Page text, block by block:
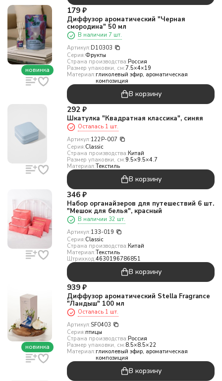
новинка
179 ₽
Диффузор ароматический "Черная
смородина" 50 мл
В наличии 7 шт.
Артикул:D10303
Серия:Фрукты
Страна производства:Россия
Размер упаковки, см:7.5×4×19
Материал:гликолевый эфир, ароматическая
композиция
В корзину
292 ₽
Шкатулка "Квадратная классика", синяя
Осталась 1 шт.
Артикул:122P-007
Серия:Classic
Страна производства:Китай
Размер упаковки, см:9.5×9.5×4.7
Материал:Текстиль
В корзину
346 ₽
Набор органайзеров для путешествий 6 шт.
"Мешок для белья", красный
В наличии 32 шт.
Артикул:133-019
Серия:Classic
Страна производства:Китай
Материал:Текстиль
Штрихкод:4630196786851
В корзину
новинка
939 ₽
Диффузор ароматический Stella Fragrance
"Ландыш" 100 мл
Осталась 1 шт.
Артикул:SF0403
Серия:птицы
Страна производства:Россия
Размер упаковки, см:8.5×8.5×22
Материал:гликолевый эфир, ароматическая
композиция
В корзину